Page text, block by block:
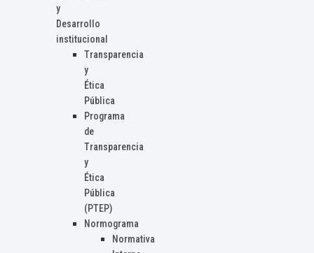
y
Desarrollo
institucional
Transparencia
y
Ética
Pública
Programa
de
Transparencia
y
Ética
Pública
(PTEP)
Normograma
Normativa